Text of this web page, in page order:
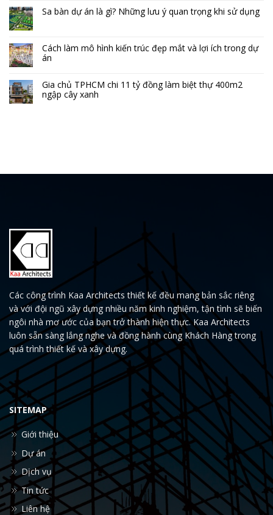
Sa bàn dự án là gì? Những lưu ý quan trọng khi sử dụng
Cách làm mô hình kiến trúc đẹp mắt và lợi ích trong dự
án
Gia chủ TPHCM chi 11 tỷ đồng làm biệt thự 400m2
ngập cây xanh
Các công trình Kaa Architects thiết kế đều mang bản sắc riêng
và với đội ngũ xây dựng nhiều năm kinh nghiệm, tận tình sẽ biến
ngôi nhà mơ ước của bạn trở thành hiện thực. Kaa Architects
luôn sẵn sàng lắng nghe và đồng hành cùng Khách Hàng trong
quá trình thiết kế và xây dựng.
SITEMAP
Giới thiệu
Dự án
Dịch vụ
Tin tức
Liên hệ